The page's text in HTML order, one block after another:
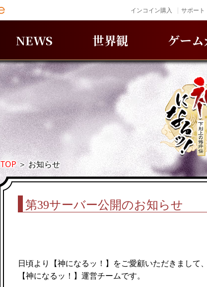
インコイン購入 サポート
NEWS 世界観 ゲーム
TOP＞お知らせ
第39サーバー公開のお知らせ
日頃より【神になるッ！】をご愛顧いただきまして
【神になるッ！】運営チームです。